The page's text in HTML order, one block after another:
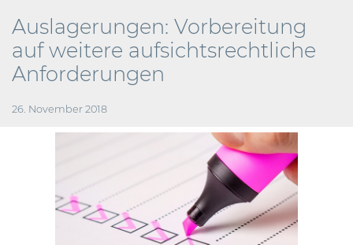
Auslagerungen: Vorbereitung
auf weitere aufsichtsrechtliche
Anforderungen
26. November 2018